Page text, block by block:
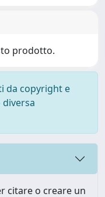
prodotto.
da copyright e
citare o creare un